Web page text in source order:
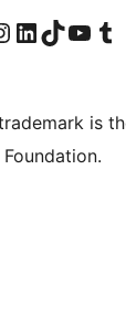
अकाउंट पर जाएंहमारे लिंक्डइन खाते पर जाएँहमारे टिकटॉक खाते पर जाएँहमारे यूट्यूब चैनल पर जाएंहमारे Tumblr खाते पर जाएँ
is